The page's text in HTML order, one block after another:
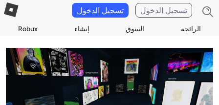
الرائجة السوق إنشاء Robux
تسجيل الدخول تسجيل الدخول